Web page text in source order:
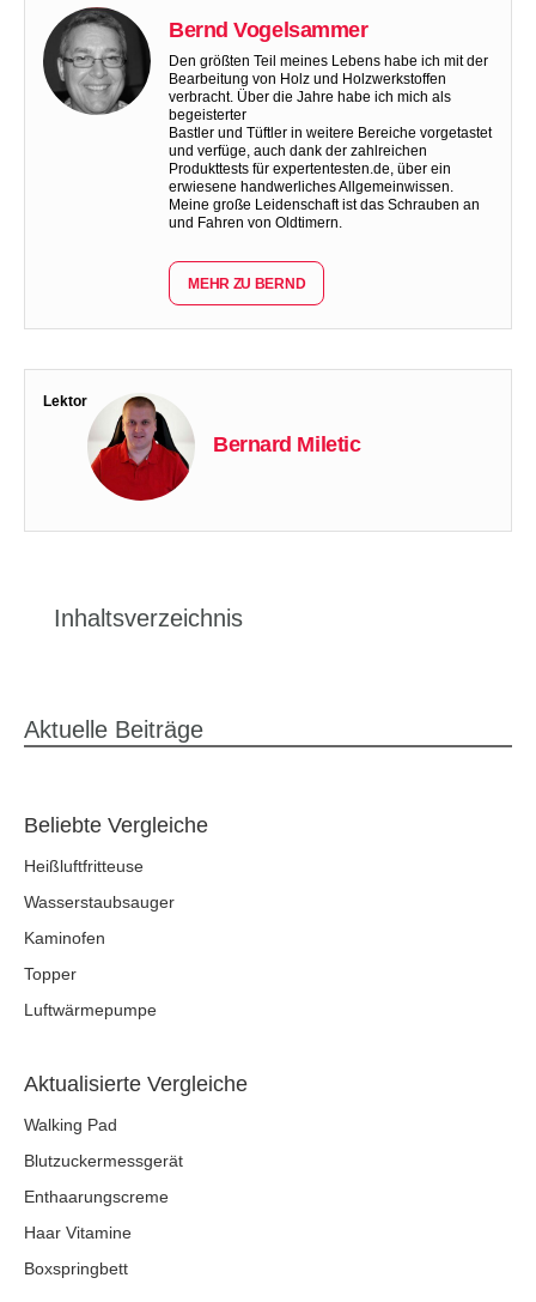
Bernd Vogelsammer
Den größten Teil meines Lebens habe ich mit der
Bearbeitung von Holz und Holzwerkstoffen
verbracht. Über die Jahre habe ich mich als
begeisterter
Bastler und Tüftler in weitere Bereiche vorgetastet
und verfüge, auch dank der zahlreichen
Produkttests für expertentesten.de, über ein
erwiesene handwerliches Allgemeinwissen.
Meine große Leidenschaft ist das Schrauben an
und Fahren von Oldtimern.
MEHR ZU BERND
Lektor
Bernard Miletic
Inhaltsverzeichnis
Aktuelle Beiträge
Beliebte Vergleiche
Heißluftfritteuse
Wasserstaubsauger
Kaminofen
Topper
Luftwärmepumpe
Aktualisierte Vergleiche
Walking Pad
Blutzuckermessgerät
Enthaarungscreme
Haar Vitamine
Boxspringbett